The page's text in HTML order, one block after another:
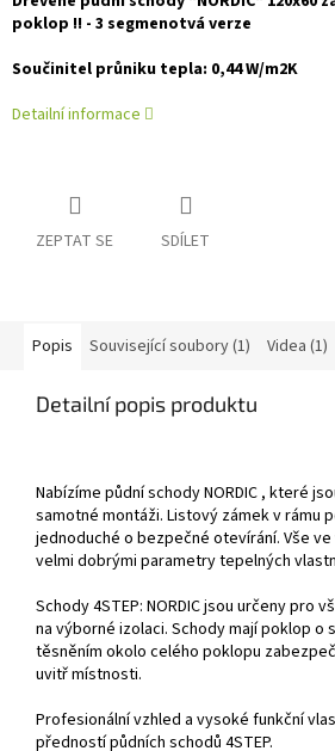
poklop !! - 3 segmenotvá verze
Součinitel průniku tepla: 0,44 W/m2K
Detailní informace
ZEPTAT SE SDÍLET
Popis Související soubory (1) Videa (1)
Detailní popis produktu
Nabízíme půdní schody NORDIC , které
samotné montáži. Listový zámek v rámu
jednoduché o bezpečné otevírání. Vše
velmi dobrými parametry tepelných
Schody 4STEP: NORDIC jsou určeny pro
na výborné izolaci. Schody mají poklop o
těsněním okolo celého poklopu
uvitř místnosti.
Profesionální vzhled a vysoké funkční
předností půdních schodů 4STEP.